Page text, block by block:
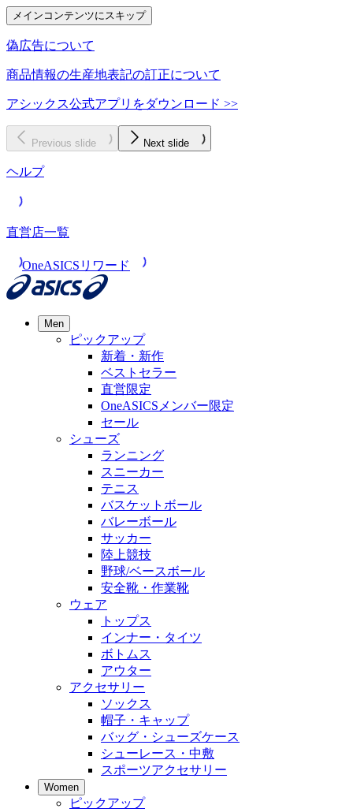
メインコンテンツにスキップ
偽広告について
商品情報の生産地表記の訂正について
アシックス公式アプリをダウンロード >>
Previous slide Next slide
ヘルプ
直営店一覧
OneASICSリワード
Men
ピックアップ
新着・新作
ベストセラー
直営限定
OneASICSメンバー限定
セール
シューズ
ランニング
スニーカー
テニス
バスケットボール
バレーボール
サッカー
陸上競技
野球/ベースボール
安全靴・作業靴
ウェア
トップス
インナー・タイツ
ボトムス
アウター
アクセサリー
ソックス
帽子・キャップ
バッグ・シューズケース
シューレース・中敷
スポーツアクセサリー
Women
ピックアップ